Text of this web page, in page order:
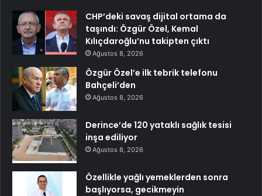
CHP’deki savaş dijital ortama da
taşındı: Özgür Özel, Kemal
Kılıçdaroğlu’nu takipten çıktı
Ağustos 8, 2026
Özgür Özel’e ilk tebrik telefonu
Bahçeli’den
Ağustos 8, 2026
Derince’de 120 yataklı sağlık tesisi
inşa ediliyor
Ağustos 8, 2026
Özellikle yağlı yemeklerden sonra
başlıyorsa, gecikmeyin